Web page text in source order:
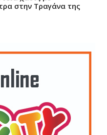
στην Τραγάνα της